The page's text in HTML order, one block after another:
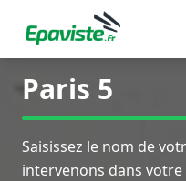
Paris 5
Saisissez le nom de
intervenons dans votre